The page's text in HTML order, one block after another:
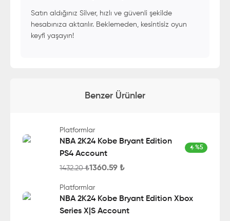
Satın aldığınız Silver, hızlı ve güvenli şekilde
hesabınıza aktarılır. Beklemeden, kesintisiz oyun
keyfi yaşayın!
Benzer Ürünler
Platformlar
NBA 2K24 Kobe Bryant Edition
PS4 Account
%5
1432.20₺1360.59 ₺
Platformlar
NBA 2K24 Kobe Bryant Edition Xbox
Series X|S Account